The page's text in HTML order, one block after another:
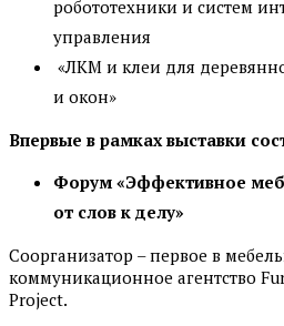
робототехники и систем
управления
«ЛКМ и клеи для
и окон»
Впервые в рамках выставки
Форум «Эффективное
от слов к делу»
Соорганизатор – первое в
коммуникационное агентство
Project.